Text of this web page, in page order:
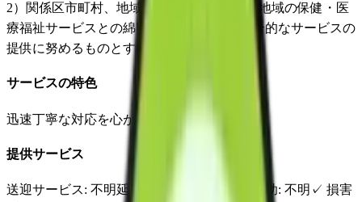
2）関係区市町村、地域包括支援センター、地域の保健・医
療福祉サービスとの綿密な連携を図り、総合的なサービスの
提供に努めるものとする
サービスの特色
迅速丁寧な対応を心がけております
提供サービス
送迎サービス: 不明延長サービス 自宅援助: 不明 ✓ 損害